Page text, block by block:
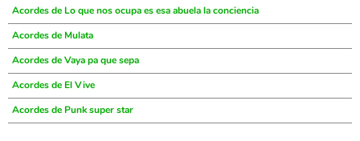
Acordes de Lo que nos ocupa es esa abuela la conciencia
Acordes de Mulata
Acordes de Vaya pa que sepa
Acordes de El Vive
Acordes de Punk super star